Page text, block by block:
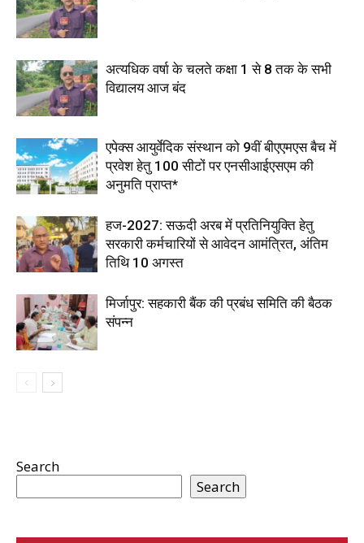
अत्यधिक वर्षा के चलते कक्षा 1 से 8 तक के सभी
विद्यालय आज बंद
एपेक्स आयुर्वेदिक संस्थान को 9वीं बीएएमएस बैच में
प्रवेश हेतु 100 सीटों पर एनसीआईएसएम की
अनुमति प्राप्त*
हज-2027: सऊदी अरब में प्रतिनियुक्ति हेतु
सरकारी कर्मचारियों से आवेदन आमंत्रित, अंतिम
तिथि 10 अगस्त
मिर्जापुर: सहकारी बैंक की प्रबंध समिति की बैठक
संपन्न
Search
Search